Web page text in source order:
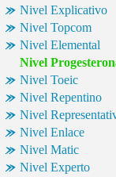
Nivel Explicativo
Nivel Topcom
Nivel Elemental
Nivel
Nivel Toeic
Nivel Repentino
Nivel
Nivel Enlace
Nivel Matic
Nivel Experto